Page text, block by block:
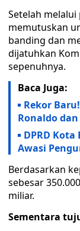
Setelah
memutuskan
banding dan
dijatuhkan
sepenuhnya.
Baca Juga:
Rekor
Ronaldo
DPRD
Awasi
Berdasarkan
sebesar
miliar.
Sementara